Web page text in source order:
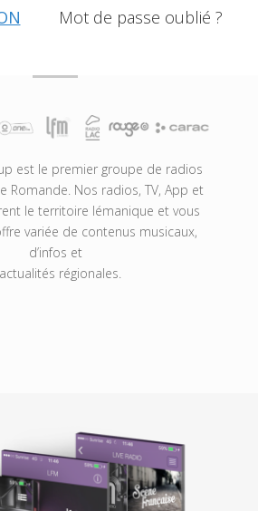
Mot de passe oublié ?
est le premier groupe de radios
Romande. Nos radios, TV, App et
le territoire lémanique et vous
variée de contenus musicaux,
d’infos et
régionales.